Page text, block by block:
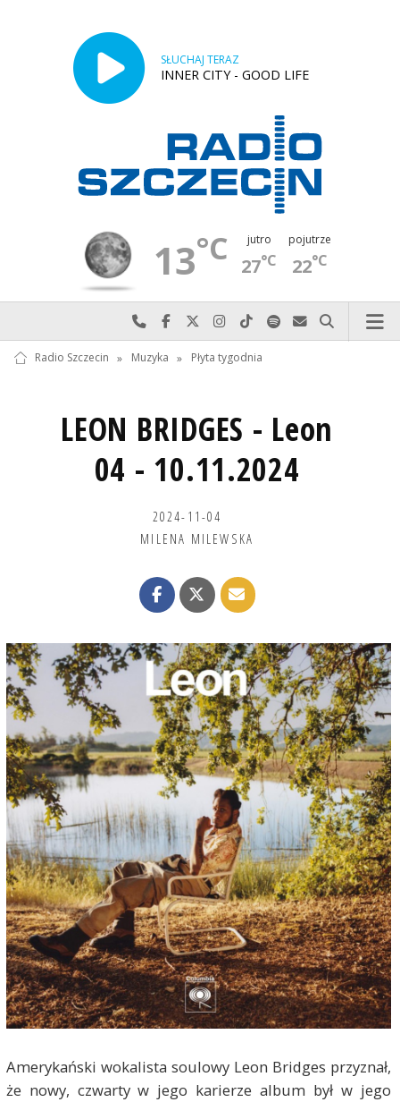
SŁUCHAJ TERAZ
INNER CITY - GOOD LIFE
13°C jutro
27°C
pojutrze
22°C
Najlepiej po prostu do nas zadzwoń
Odwiedź nas na Facebook-u
Odwiedź nas na X
Odwiedź nas na Instagram-ie
Odwiedź nas na TikTok-u
Szukaj nas na Spotify
Wyślij do nas
Szukaj
Radio Szczecin » Muzyka » Płyta tygodnia
LEON BRIDGES - Leon
04 - 10.11.2024
2024-11-04
MILENA MILEWSKA
Amerykański wokalista soulowy Leon Bridges przyznał,
że nowy, czwarty w jego karierze album był w jego